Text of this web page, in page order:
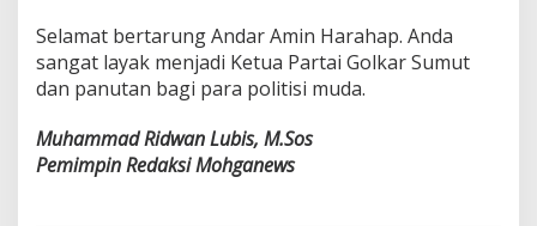
Selamat bertarung Andar Amin Harahap. Anda
sangat layak menjadi Ketua Partai Golkar Sumut
dan panutan bagi para politisi muda.
Muhammad Ridwan Lubis, M.Sos
Pemimpin Redaksi Mohganews